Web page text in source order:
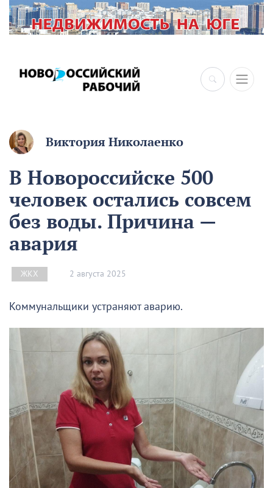
×
Виктория Николаенко
В Новороссийске 500
человек остались совсем
без воды. Причина —
авария
ЖКХ 2 августа 2025
Коммунальщики устраняют аварию.